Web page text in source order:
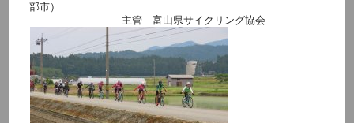
部市）
主管 富山県サイクリング協会